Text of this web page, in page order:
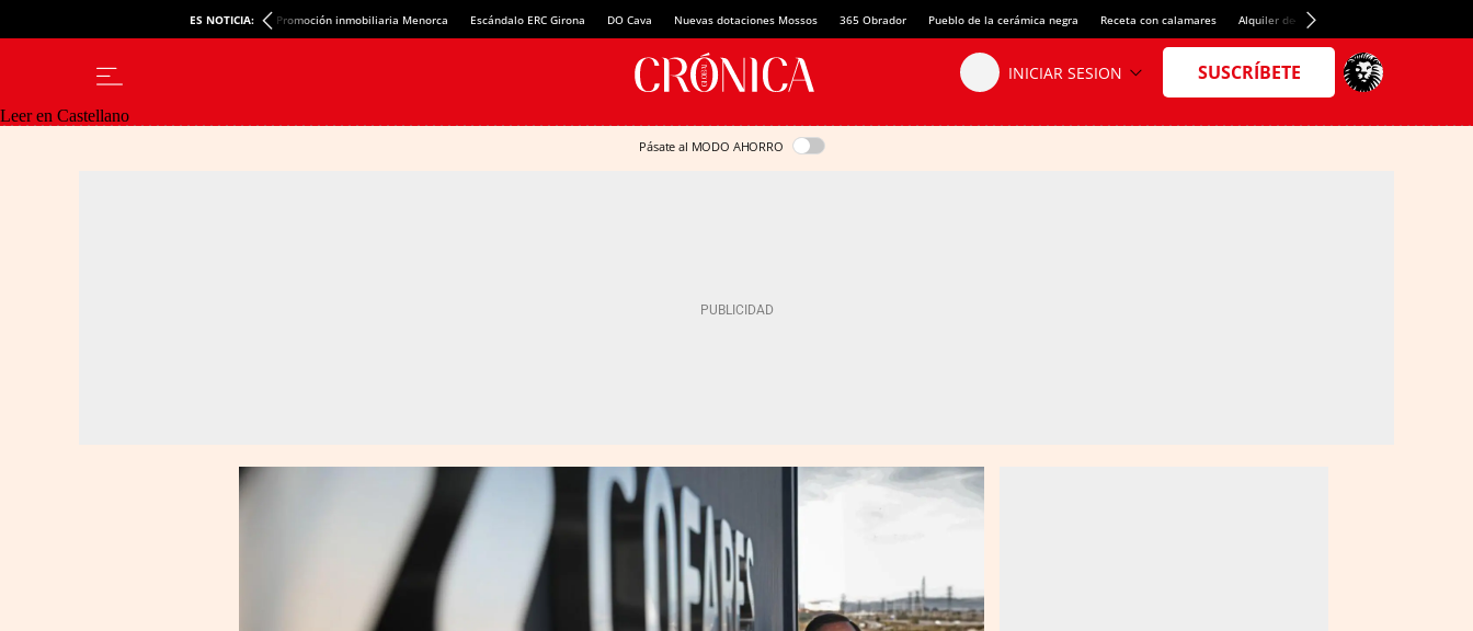
ES NOTICIA: Promoción inmobiliaria Menorca Escándalo ERC Girona DO Cava Nuevas dotaciones Mossos 365 Obrador Pueblo de la cerámica negra Receta con calamares Alquiler de habitaciones en España
Leer en Castellano
Pásate al MODO AHORRO